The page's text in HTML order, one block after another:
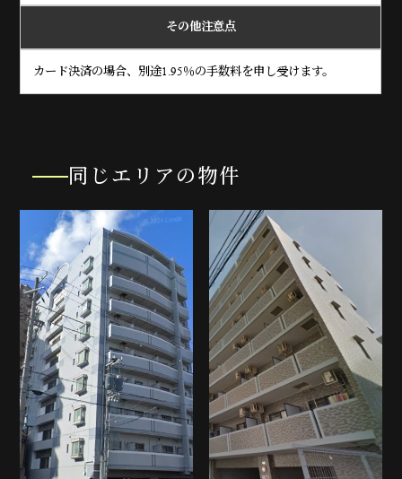
その他注意点
カード決済の場合、別途1.95％の手数料を申し受けます。
同じエリアの物件